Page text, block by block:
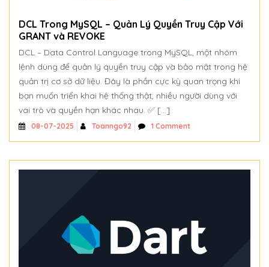
DCL Trong MySQL – Quản Lý Quyền Truy Cập Với
GRANT và REVOKE
DCL – Data Control Language trong MySQL, một nhóm
lệnh dùng để quản lý quyền truy cập và bảo mật trong hệ
quản trị cơ sở dữ liệu. Đây là phần cực kỳ quan trọng khi
bạn muốn triển khai hệ thống thật, nhiều người dùng với
vai trò và quyền hạn khác nhau. ✅ […]
08-07-2025 Toanngo92 1 Comment